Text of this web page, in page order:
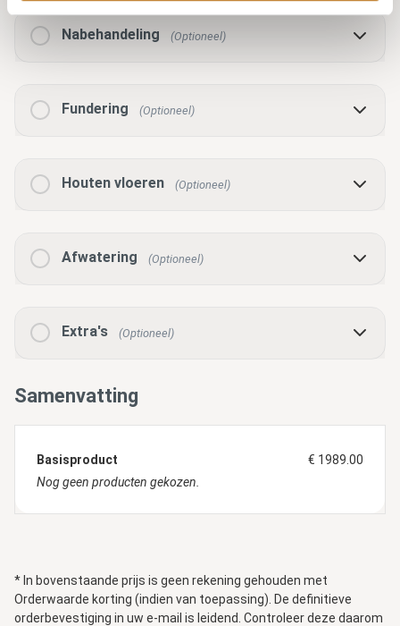
Nabehandeling (Optioneel)
Fundering (Optioneel)
Houten vloeren (Optioneel)
Afwatering (Optioneel)
Extra's (Optioneel)
Samenvatting
Basisproduct
€ 1989.00
Nog geen producten gekozen.
* In bovenstaande prijs is geen rekening gehouden met
Orderwaarde korting (indien van toepassing). De definitieve
orderbevestiging in uw e-mail is leidend. Controleer deze daarom